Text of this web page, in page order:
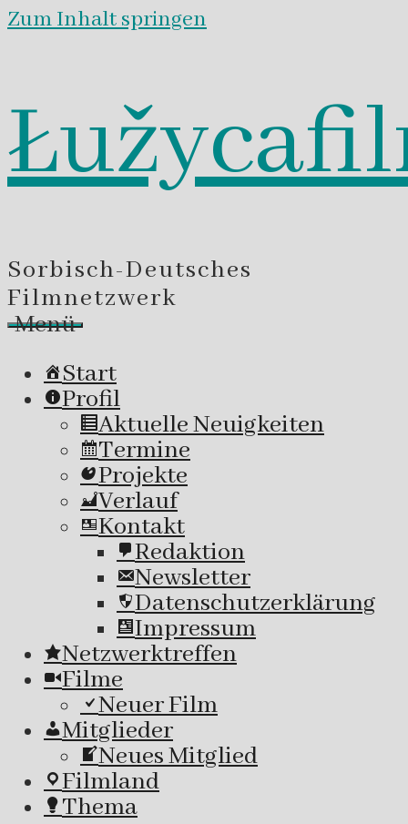
Zum Inhalt springen
Sorbisch-Deutsches
Filmnetzwerk
Menü
Start
Profil
Aktuelle Neuigkeiten
Termine
Projekte
Verlauf
Kontakt
Redaktion
Newsletter
Datenschutzerklärung
Impressum
Netzwerktreffen
Filme
Neuer Film
Mitglieder
Neues Mitglied
Filmland
Thema